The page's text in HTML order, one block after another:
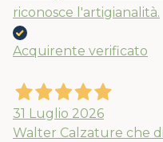
riconosce l'artigianalità.
Acquirente verificato
31 Luglio 2026
Walter Calzature che